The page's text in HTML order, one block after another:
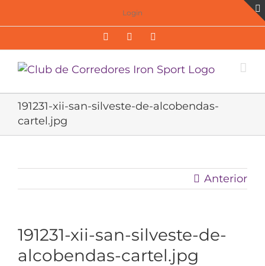
al
Login
FacebookTwitter
191231-xii-san-silveste-de-alcobendas-
cartel.jpg
Anterior
191231-xii-san-silveste-de-
alcobendas-cartel.jpg